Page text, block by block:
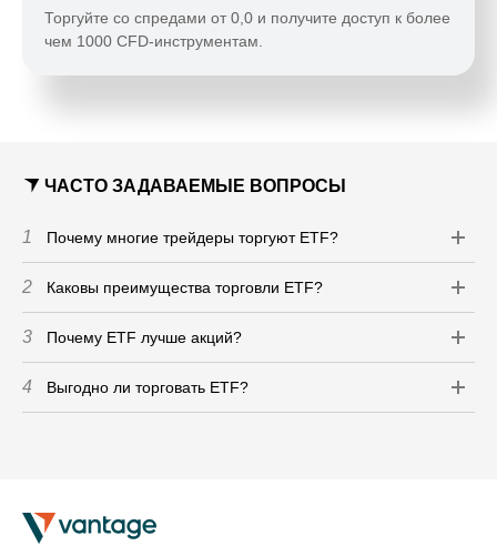
Торгуйте со спредами от 0,0 и получите доступ к более
чем 1000 CFD-инструментам.
ЧАСТО ЗАДАВАЕМЫЕ ВОПРОСЫ
1 Почему многие трейдеры торгуют ETF?
2 Каковы преимущества торговли ETF?
3 Почему ETF лучше акций?
4 Выгодно ли торговать ETF?